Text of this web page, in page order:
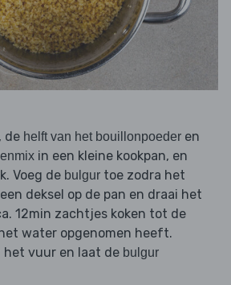
de helft van het bouillonpoeder en
in een kleine kookpan, en
Voeg de bulgur toe zodra het
deksel op de pan en draai het
12min zachtjes koken tot de
water opgenomen heeft.
het vuur en laat de bulgur